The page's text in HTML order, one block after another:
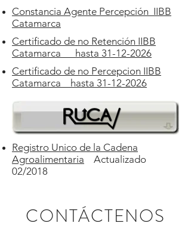
Constancia Agente Percepción IIBB
Catamarca
Certificado de no Retención IIBB
Catamarca hasta 31-12-2026
Certificado de no Percepcion IIBB
Catamarca hasta 31-12-2026
Registro Unico de la Cadena
Agroalimentaria Actualizado
02/2018
CONTÁCTENOS